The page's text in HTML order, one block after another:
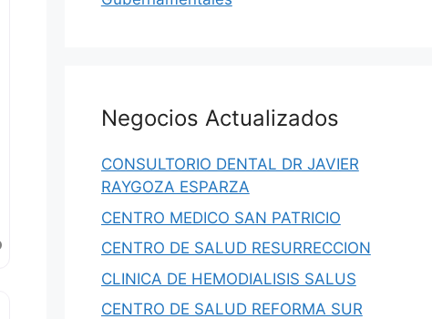
Negocios Actualizados
CONSULTORIO DENTAL DR JAVIER
RAYGOZA ESPARZA
CENTRO MEDICO SAN PATRICIO
CENTRO DE SALUD RESURRECCION
CLINICA DE HEMODIALISIS SALUS
CENTRO DE SALUD REFORMA SUR